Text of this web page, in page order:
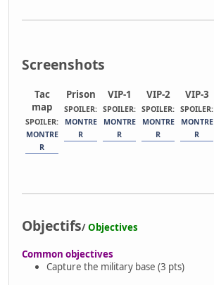
Screenshots
Tac
map
SPOILER:
MONTRE
R
Prison
SPOILER:
MONTRE
R
VIP-1
SPOILER:
MONTRE
R
VIP-2
SPOILER:
MONTRE
R
VIP-3
SPOILER:
MONTRE
R
Objectifs/Objectives
Common objectives
Capture the military base (3 pts)